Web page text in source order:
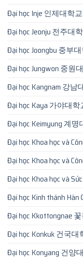
Đại học Inje 인제대학교
Đại học Jeonju 전주대
Đại học Joongbu 중부
Đại học Jungwon 중원
Đại học Kangnam 강남
Đại học Kaya 가야대학
Đại học Keimyung 계명
Đại học Khoa học và
Đại học Khoa học và
Đại học Khoa học và
Đại học Kinh thánh
Đại học Kkottongnae
Đại học Konkuk 건국대
Đại học Konyang 건양